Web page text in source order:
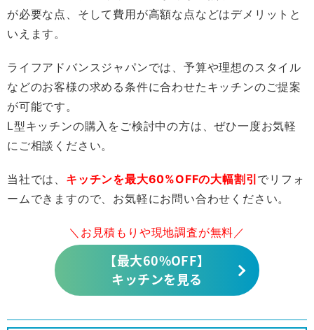
が必要な点、そして費用が高額な点などはデメリットと
いえます。
ライフアドバンスジャパンでは、予算や理想のスタイル
などのお客様の求める条件に合わせたキッチンのご提案
が可能です。
L型キッチンの購入をご検討中の方は、ぜひ一度お気軽
にご相談ください。
当社では、 キッチンを最大60%OFFの大幅割引 でリフォ
ームできますので、お気軽にお問い合わせください。
＼お見積もりや現地調査が無料／
【最大60%OFF】
キッチンを見る